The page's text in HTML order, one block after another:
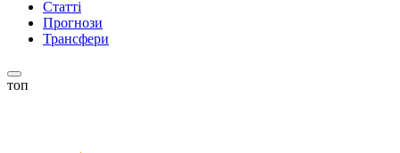
Статті
Прогнози
Трансфери
топ